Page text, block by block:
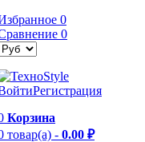
0
0
Регистрация
Корзина
товар(а) - 0.00 ₽